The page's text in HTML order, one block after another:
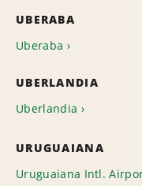
UBERABA
Uberaba
UBERLANDIA
Uberlandia
URUGUAIANA
Uruguaiana Intl.